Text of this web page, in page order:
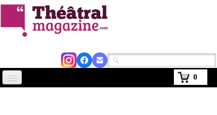
0